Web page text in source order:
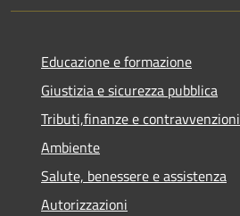
Educazione e formazione
Giustizia e sicurezza pubblica
Tributi,finanze e contravvenzioni
Ambiente
Salute, benessere e assistenza
Autorizzazioni